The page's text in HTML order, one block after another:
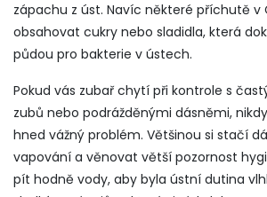
zápachu z úst. Navíc některé příchutě v
obsahovat cukry nebo sladidla, která
půdou pro bakterie v ústech.
Pokud vás zubař chytí při kontrole s
zubů nebo podrážděnými dásněmi,
hned vážný problém. Většinou si stačí
vapování a věnovat větší pozornost
pít hodně vody, aby byla ústní dutina